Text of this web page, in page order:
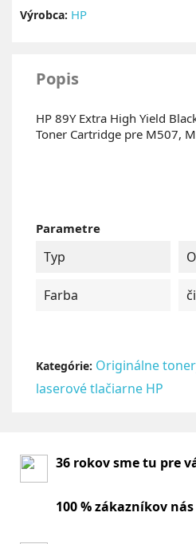
Výrobca: HP
Popis
HP 89Y Extra High Yield
Toner Cartridge pre M507,
Parametre
Typ
Farba
Kategórie: Originálne
laserové tlačiarne HP
36 rokov sme tu pre
100 % zákazníkov